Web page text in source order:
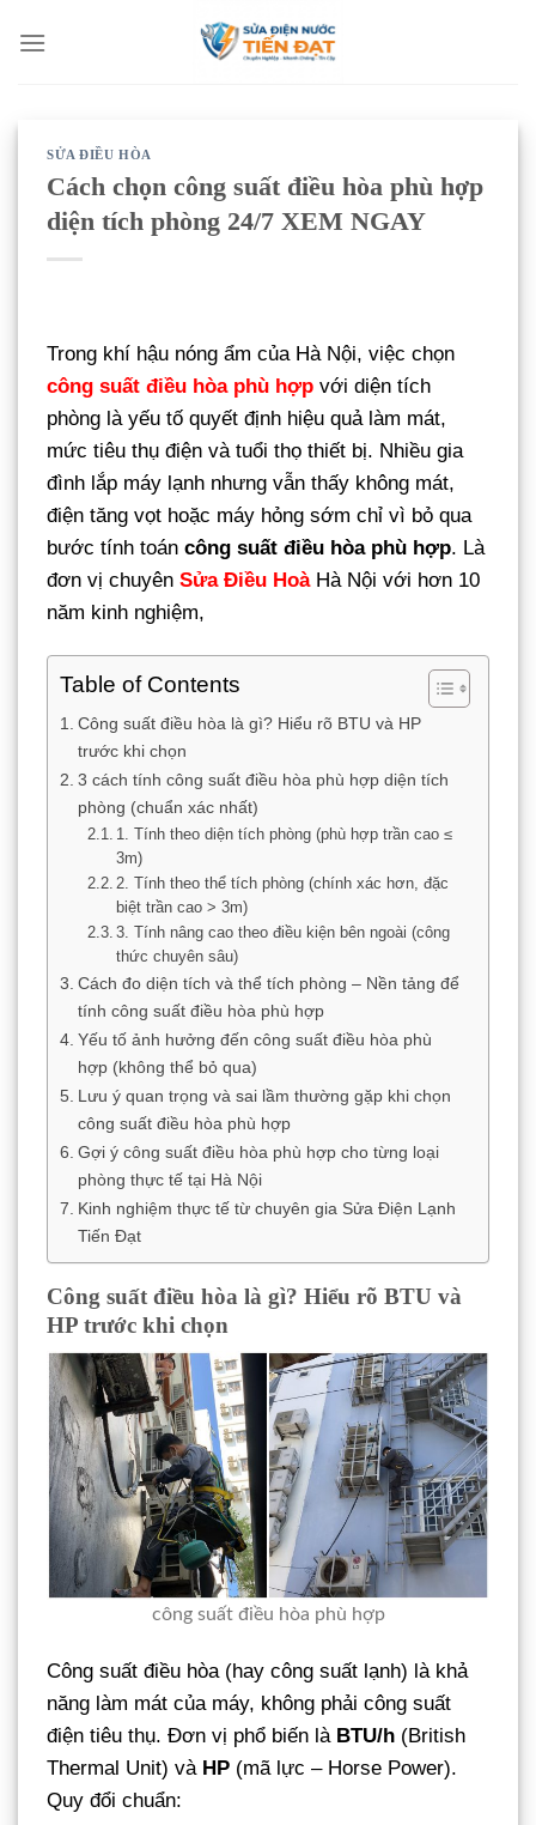
qua
SỬA ĐIỀU HÒA
Cách chọn công suất điều hòa phù hợp
diện tích phòng 24/7 XEM NGAY
Trong khí hậu nóng ẩm của Hà Nội, việc chọn
công suất điều hòa phù hợp với diện tích
phòng là yếu tố quyết định hiệu quả làm mát,
mức tiêu thụ điện và tuổi thọ thiết bị. Nhiều gia
đình lắp máy lạnh nhưng vẫn thấy không mát,
điện tăng vọt hoặc máy hỏng sớm chỉ vì bỏ qua
bước tính toán công suất điều hòa phù hợp. Là
đơn vị chuyên Sửa Điều HoàHà Nội với hơn 10
năm kinh nghiệm,
Table of Contents
Công suất điều hòa là gì? Hiểu rõ BTU và HP
trước khi chọn
3 cách tính công suất điều hòa phù hợp diện tích
phòng (chuẩn xác nhất)
1. Tính theo diện tích phòng (phù hợp trần cao ≤
3m)
2. Tính theo thể tích phòng (chính xác hơn, đặc
biệt trần cao > 3m)
3. Tính nâng cao theo điều kiện bên ngoài (công
thức chuyên sâu)
Cách đo diện tích và thể tích phòng – Nền tảng để
tính công suất điều hòa phù hợp
Yếu tố ảnh hưởng đến công suất điều hòa phù
hợp (không thể bỏ qua)
Lưu ý quan trọng và sai lầm thường gặp khi chọn
công suất điều hòa phù hợp
Gợi ý công suất điều hòa phù hợp cho từng loại
phòng thực tế tại Hà Nội
Kinh nghiệm thực tế từ chuyên gia Sửa Điện Lạnh
Tiến Đạt
Công suất điều hòa là gì? Hiểu rõ BTU và
HP trước khi chọn
công suất điều hòa phù hợp
Công suất điều hòa (hay công suất lạnh) là khả
năng làm mát của máy, không phải công suất
điện tiêu thụ. Đơn vị phổ biến là BTU/h (British
Thermal Unit) và HP (mã lực – Horse Power).
Quy đổi chuẩn: